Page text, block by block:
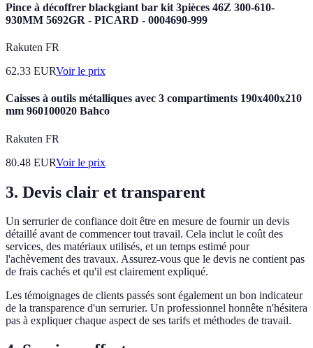
Pince à décoffrer blackgiant bar kit 3pièces 46Z 300-610-
930MM 5692GR - PICARD - 0004690-999
Rakuten FR
62.33 EURVoir le prix
Caisses à outils métalliques avec 3 compartiments 190x400x210
mm 960100020 Bahco
Rakuten FR
80.48 EURVoir le prix
3. Devis clair et transparent
Un serrurier de confiance doit être en mesure de fournir un devis
détaillé avant de commencer tout travail. Cela inclut le coût des
services, des matériaux utilisés, et un temps estimé pour
l'achèvement des travaux. Assurez-vous que le devis ne contient pas
de frais cachés et qu'il est clairement expliqué.
Les témoignages de clients passés sont également un bon indicateur
de la transparence d'un serrurier. Un professionnel honnête n'hésitera
pas à expliquer chaque aspect de ses tarifs et méthodes de travail.